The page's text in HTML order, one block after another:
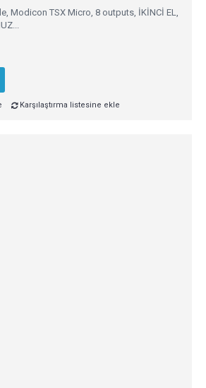
Modicon TSX Micro, 8 outputs, İKİNCİ EL,
Karşılaştırma listesine ekle